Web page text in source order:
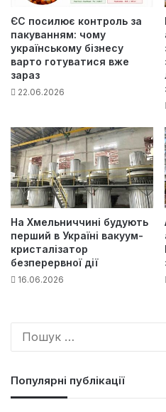
ЄС посилює контроль за
пакуванням: чому
українському бізнесу
варто готуватися вже
зараз
22.06.2026
На Хмельниччині будують
перший в Україні вакуум-
кристалізатор
безперервної дії
16.06.2026
Популярні публікації